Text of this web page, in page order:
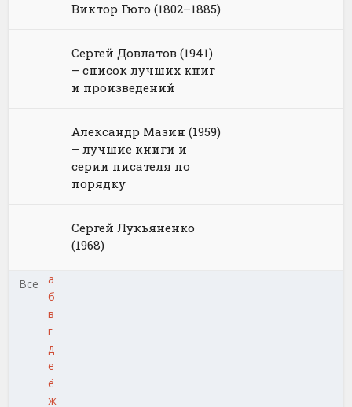
Виктор Гюго (1802–1885)
Сергей Довлатов (1941)
– список лучших книг
и произведений
Александр Мазин (1959)
– лучшие книги и
серии писателя по
порядку
Сергей Лукьяненко
(1968)
Все
а
б
в
г
д
е
ё
ж